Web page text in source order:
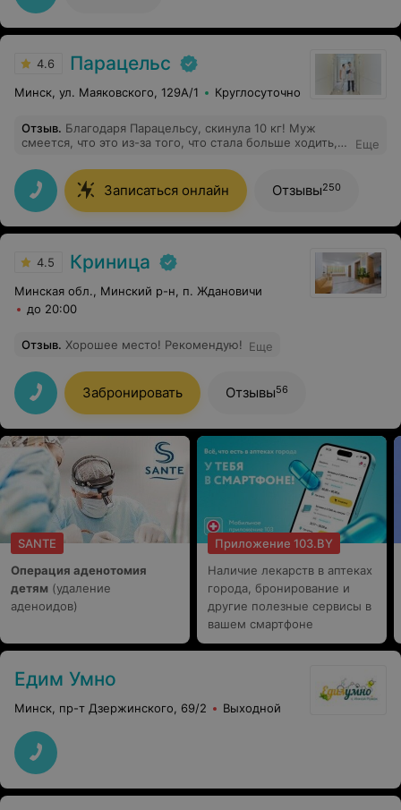
4.6 Парацельс
Минск, ул. Маяковского, 129А/1 Круглосуточно
Отзыв. Благодаря Парацельсу, скинула 10 кг! Муж
смеется, что это из-за того, что стала больше ходить,
Но главное, что врачи меня убедили, что проблемы
нельзя заедать! Разобрались в процессе заедания и
переедания, и вес как-то начал сам по себе уходить,
без слез и замка на холодильнике.
Еще
Записаться онлайн Отзывы250
4.5 Криница
Минская обл., Минский р-н, п. Ждановичи
до 20:00
Отзыв. Хорошее место! Рекомендую! Еще
Забронировать Отзывы56
SANTE
Операция аденотомия
детям (удаление
аденоидов)
Приложение 103.BY
Наличие лекарств в аптеках
города, бронирование и
другие полезные сервисы в
вашем смартфоне
Едим Умно
Минск, пр-т Дзержинского, 69/2 Выходной